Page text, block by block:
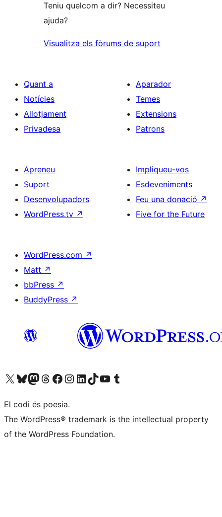
Teniu quelcom a dir? Necessiteu
ajuda?
Visualitza els fòrums de suport
Quant a
Notícies
Allotjament
Privadesa
Aparador
Temes
Extensions
Patrons
Apreneu
Suport
Desenvolupadors
WordPress.tv ↗
Impliqueu-vos
Esdeveniments
Feu una donació ↗
Five for the Future
WordPress.com ↗
Matt ↗
bbPress ↗
BuddyPress ↗
Visiteu el nostre compte X (abans Twitter)
Visiteu el nostre compte de Bluesky
Visiteu el nostre compte al Mastodon
Visiteu el nostre compte de Threads
Visiteu la nostra pàgina al Facebook
Visiteu el nostre compte d'Instagram
Visiteu el nostre compte de LinkedIn
Visiteu el nostre compte de TikTok
Visiteu el nostre canal al YouTube
Visiteu el nostre compte de Tumblr
El codi és poesia.
The WordPress® trademark is the intellectual property
of the WordPress Foundation.